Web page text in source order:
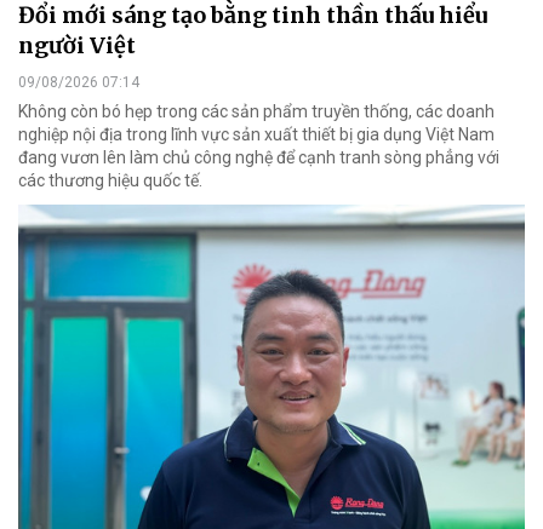
Đổi mới sáng tạo bằng tinh thần thấu hiểu
người Việt
09/08/2026 07:14
Không còn bó hẹp trong các sản phẩm truyền thống, các doanh
nghiệp nội địa trong lĩnh vực sản xuất thiết bị gia dụng Việt Nam
đang vươn lên làm chủ công nghệ để cạnh tranh sòng phẳng với
các thương hiệu quốc tế.